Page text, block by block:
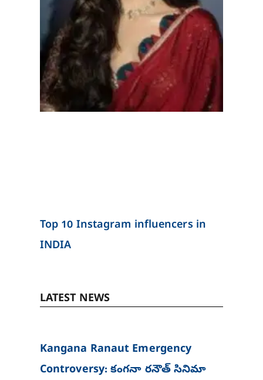
Top 10 Instagram influencers in
INDIA
LATEST NEWS
Kangana Ranaut Emergency
Controversy: కంగనా రనౌత్ సినిమా
PagePagePagePagePage